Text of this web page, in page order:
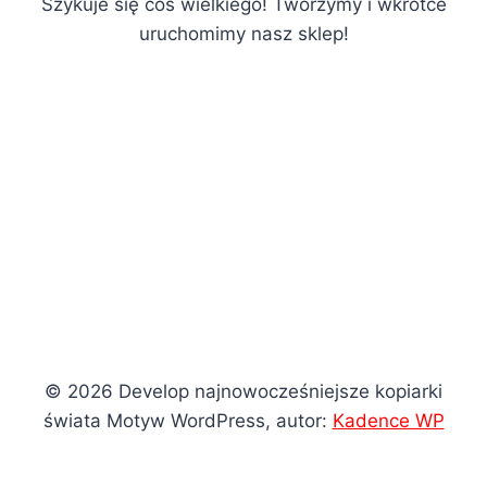
uruchomimy nasz sklep!
© 2026 Develop najnowocześniejsze kopiarki
świata Motyw WordPress, autor: Kadence WP